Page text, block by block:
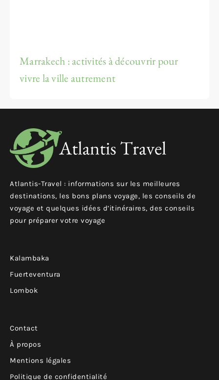
Marrakech : activités à découvrir pour
vivre la ville autrement
Atlantis-Travel : informations sur les meilleures
destinations, les bons plans voyage, les conseils de
voyage et quelques idées d’itinéraires, des conseils
pour préparer votre voyage
Kalambaka
Fuerteventura
Lombok
Contact
À propos
Mentions légales
Politique de confidentialité